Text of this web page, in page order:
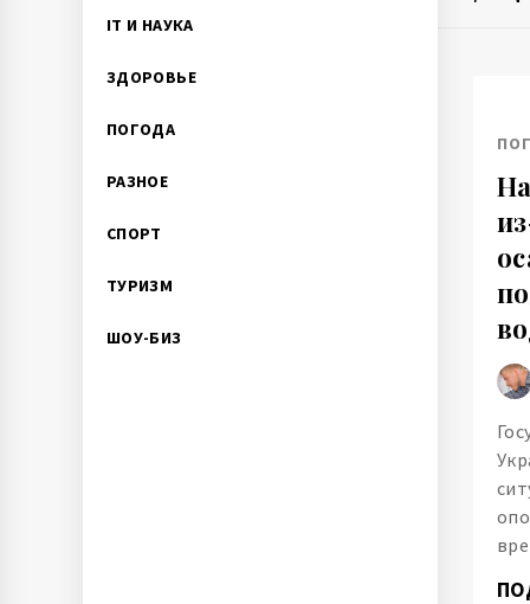
IT И НАУКА
ЗДОРОВЬЕ
ПОГОДА
РАЗНОЕ
СПОРТ
ТУРИЗМ
ШОУ-БИЗ